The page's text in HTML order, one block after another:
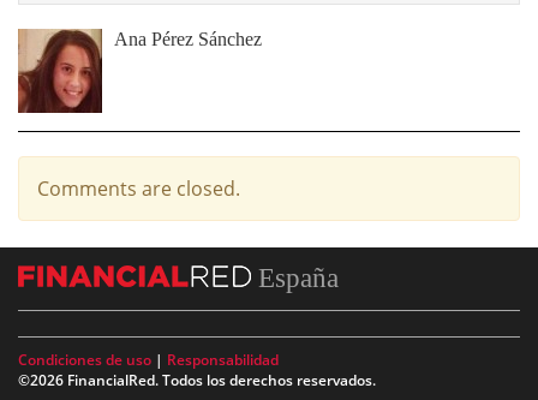
Ana Pérez Sánchez
Comments are closed.
España
Condiciones de uso | Responsabilidad
©2026 FinancialRed. Todos los derechos reservados.